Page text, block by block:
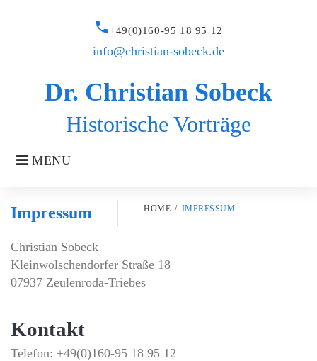
Dr. Christian Sobeck
Historische Vorträge
MENU
call+49(0)160-95 18 95 12
info@christian-sobeck.de
Impressum HOME / IMPRESSUM
Impressum
Christian Sobeck
Kleinwolschendorfer Straße 18
07937 Zeulenroda-Triebes
Kontakt
Telefon: +49(0)160-95 18 95 12